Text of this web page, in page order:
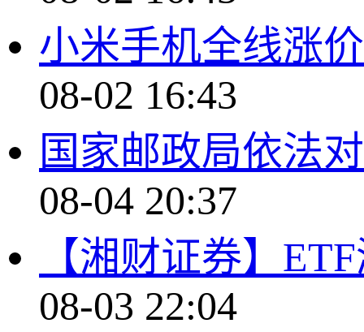
小米手机全线涨
08-02 16:43
国家邮政局依法
08-04 20:37
【湘财证券】
08-03 22:04